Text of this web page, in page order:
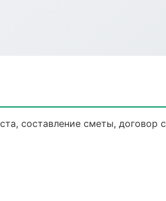
составление сметы, договор с